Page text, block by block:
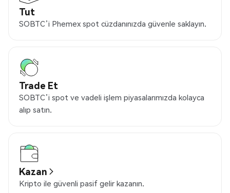
Tut
SOBTC’i Phemex spot cüzdanınızda güvenle saklayın.
Trade Et
SOBTC’i spot ve vadeli işlem piyasalarımızda kolayca
alıp satın.
Kazan
Kripto ile güvenli pasif gelir kazanın.